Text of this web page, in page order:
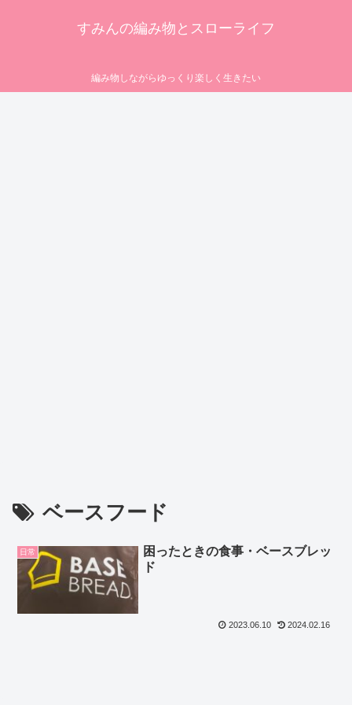
すみんの編み物とスローライフ
編み物しながらゆっくり楽しく生きたい
ベースフード
日常
困ったときの食事・ベースブレッ
ド
2023.06.10 2024.02.16